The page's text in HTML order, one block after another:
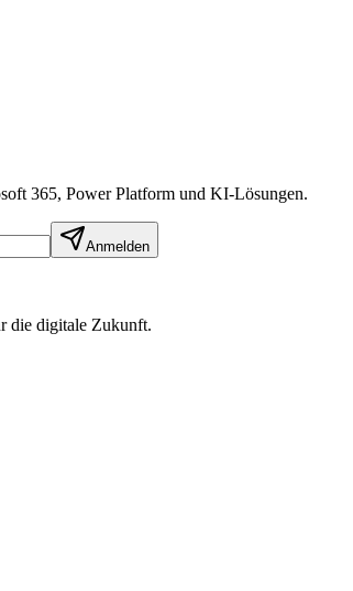
365, Power Platform und KI-Lösungen.
Anmelden
die digitale Zukunft.